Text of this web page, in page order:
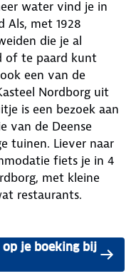
water vind je in
Als, met 1928
die je al
of te paard kunt
een van de
Nordborg uit
is een bezoek aan
van de Deense
tuinen. Liever naar
fiets je in 4
met kleine
restaurants.
je boeking bij